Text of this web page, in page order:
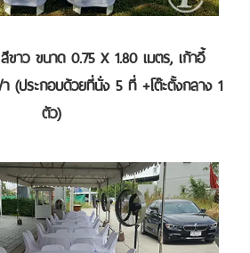
ขาว ขนาด 0.75 X 1.80 เมตร, เก้าอี้
(ประกอบด้วยที่นั่ง 5 ที่ +โต๊ะตั้งกลาง 1
ตัว)